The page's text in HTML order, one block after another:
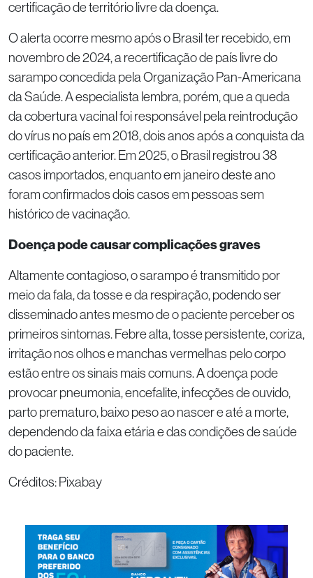
certificação de território livre da doença.
O alerta ocorre mesmo após o Brasil ter recebido, em
novembro de 2024, a recertificação de país livre do
sarampo concedida pela Organização Pan-Americana
da Saúde. A especialista lembra, porém, que a queda
da cobertura vacinal foi responsável pela reintrodução
do vírus no país em 2018, dois anos após a conquista da
certificação anterior. Em 2025, o Brasil registrou 38
casos importados, enquanto em janeiro deste ano
foram confirmados dois casos em pessoas sem
histórico de vacinação.
Doença pode causar complicações graves
Altamente contagioso, o sarampo é transmitido por
meio da fala, da tosse e da respiração, podendo ser
disseminado antes mesmo de o paciente perceber os
primeiros sintomas. Febre alta, tosse persistente, coriza,
irritação nos olhos e manchas vermelhas pelo corpo
estão entre os sinais mais comuns. A doença pode
provocar pneumonia, encefalite, infecções de ouvido,
parto prematuro, baixo peso ao nascer e até a morte,
dependendo da faixa etária e das condições de saúde
do paciente.
Créditos: Pixabay